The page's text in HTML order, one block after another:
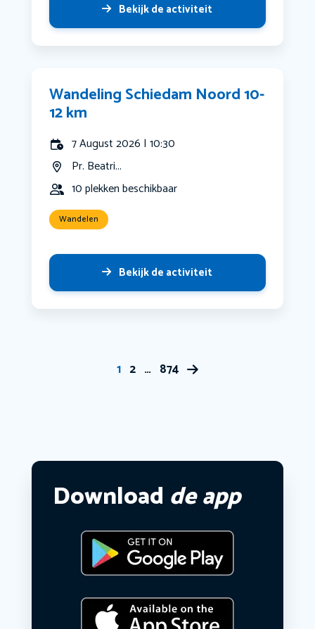
Bekijk de activiteit
Wandeling Schiedam Noord 10-
12 km
7 August 2026 | 10:30
Pr. Beatri...
10 plekken beschikbaar
Wandelen
Bekijk de activiteit
1 2 … 874
Download de app